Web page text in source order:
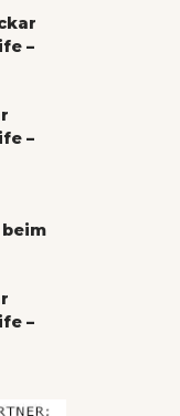
–
–
–